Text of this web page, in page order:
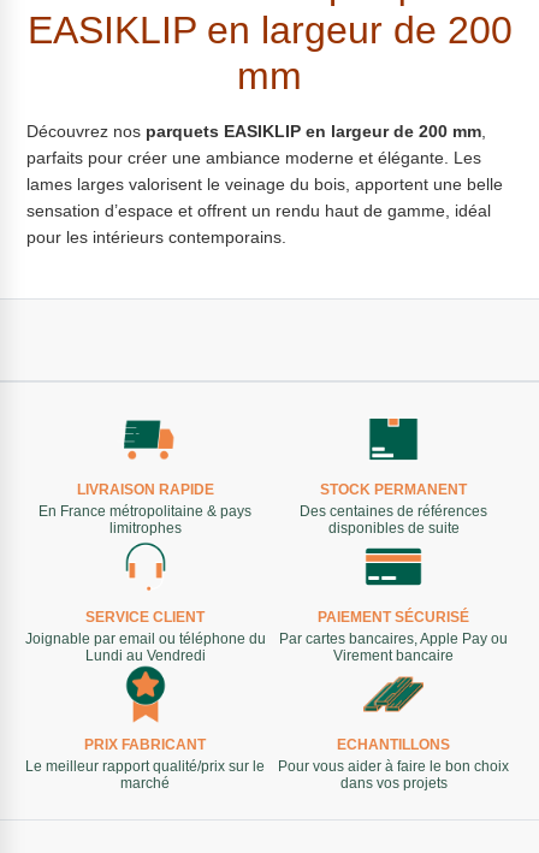
EASIKLIP en largeur de 200
mm
Découvrez nos parquets EASIKLIP en largeur de 200 mm
parfaits pour créer une ambiance moderne et élégante. Les
lames larges valorisent le veinage du bois, apportent une belle
sensation d’espace et offrent un rendu haut de gamme, idéal
pour les intérieurs contemporains.
LIVRAISON RAPIDE
En France métropolitaine & pays
limitrophes
STOCK PERMANENT
Des centaines de références
disponibles de suite
SERVICE CLIENT
Joignable par email ou téléphone du
Lundi au Vendredi
PAIEMENT SÉCURISÉ
Par cartes bancaires, Apple Pay ou
Virement bancaire
PRIX FABRICANT
Le meilleur rapport qualité/prix sur le
marché
ECHANTILLONS
Pour vous aider à faire le bon choix
dans vos projets